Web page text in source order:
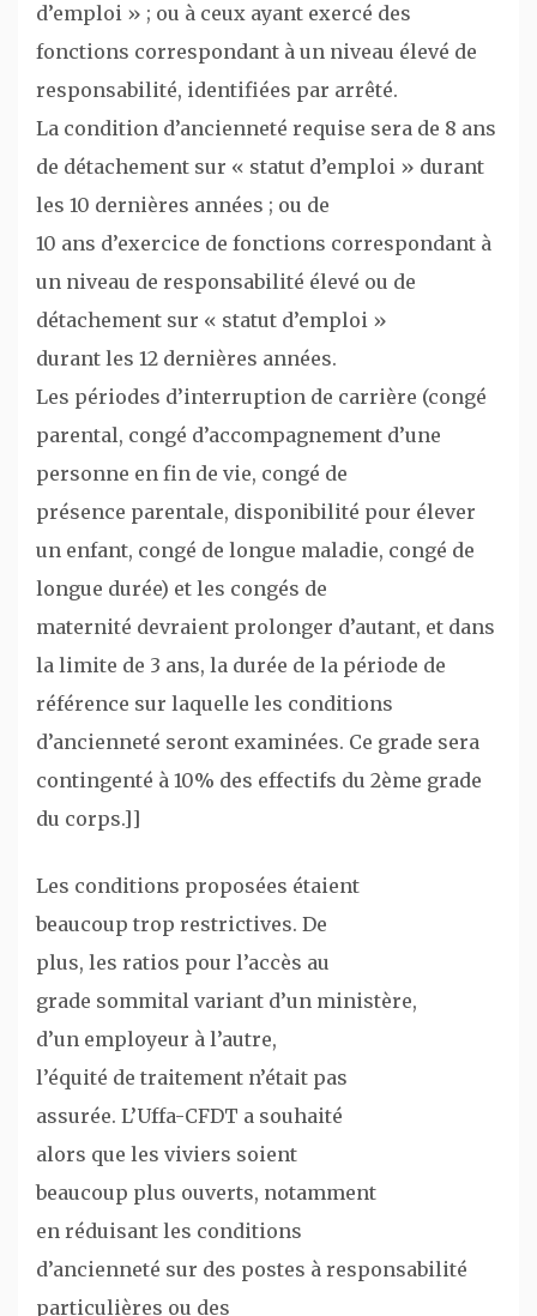
d’emploi » ; ou à ceux ayant exercé des
fonctions correspondant à un niveau élevé de
responsabilité, identifiées par arrêté.
La condition d’ancienneté requise sera de 8 ans
de détachement sur « statut d’emploi » durant
les 10 dernières années ; ou de
10 ans d’exercice de fonctions correspondant à
un niveau de responsabilité élevé ou de
détachement sur « statut d’emploi »
durant les 12 dernières années.
Les périodes d’interruption de carrière (congé
parental, congé d’accompagnement d’une
personne en fin de vie, congé de
présence parentale, disponibilité pour élever
un enfant, congé de longue maladie, congé de
longue durée) et les congés de
maternité devraient prolonger d’autant, et dans
la limite de 3 ans, la durée de la période de
référence sur laquelle les conditions
d’ancienneté seront examinées. Ce grade sera
contingenté à 10% des effectifs du 2ème grade
du corps.]]
Les conditions proposées étaient
beaucoup trop restrictives. De
plus, les ratios pour l’accès au
grade sommital variant d’un ministère,
d’un employeur à l’autre,
l’équité de traitement n’était pas
assurée. L’Uffa-CFDT a souhaité
alors que les viviers soient
beaucoup plus ouverts, notamment
en réduisant les conditions
d’ancienneté sur des postes à responsabilité
particulières ou des